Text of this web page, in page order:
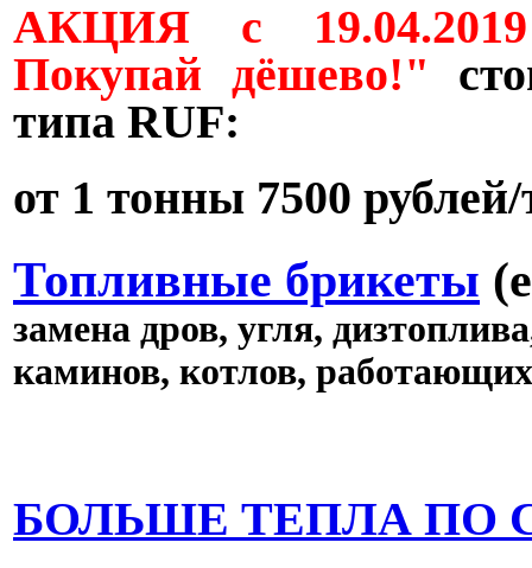
АКЦИЯ с
Покупай дёшево!"
типа RUF:
от 1 тонны 7500
Топливные брикеты (
замена дров, угля,
каминов, котлов,
БОЛЬШЕ ТЕПЛА ПО